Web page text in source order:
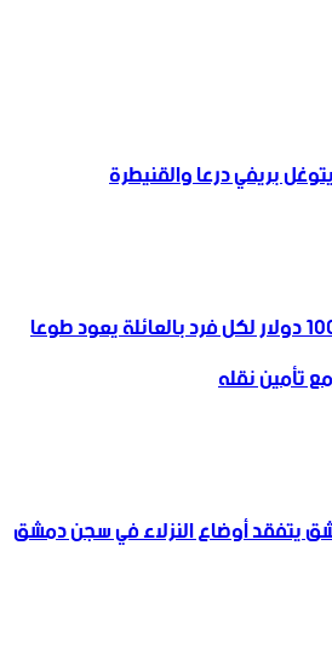
بريفي درعا والقنيطرة
مفوضية اللاجئين: 100 دولار لكل فرد بالعائلة يعود طوعا
تأمين نقله
يتفقد أوضاع النزلاء في سجن دمشق